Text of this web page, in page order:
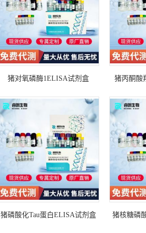
猪对氧磷酶1ELISA试剂盒 猪丙酮酸
猪磷酸化Tau蛋白ELISA试剂盒
猪核糖磷